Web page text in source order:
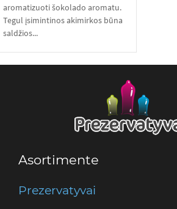
aromatizuoti šokolado aromatu.
Tegul įsimintinos akimirkos būna
saldžios...
Asortimente
Prezervatyvai